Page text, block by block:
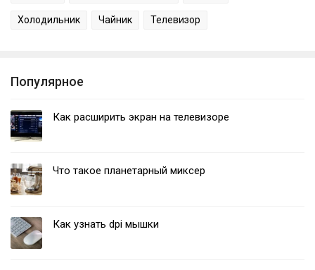
Холодильник Чайник Телевизор
Популярное
Как расширить экран на телевизоре
Что такое планетарный миксер
Как узнать dpi мышки